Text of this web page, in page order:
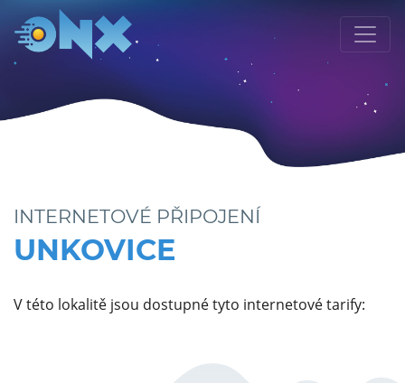
INTERNETOVÉ PŘIPOJENÍ
UNKOVICE
V této lokalitě jsou dostupné tyto internetové tarify: